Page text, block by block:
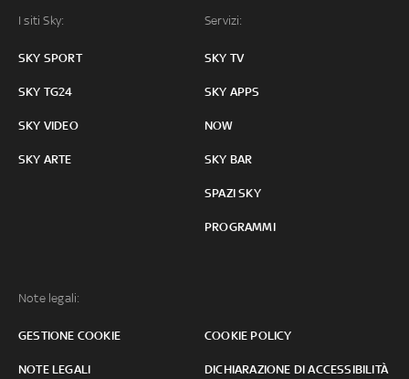
I siti Sky:
SKY SPORT
SKY TG24
SKY VIDEO
SKY ARTE
Servizi:
SKY TV
SKY APPS
NOW
SKY BAR
SPAZI SKY
PROGRAMMI
Note legali:
GESTIONE COOKIE COOKIE POLICY
NOTE LEGALI DICHIARAZIONE DI ACCESSIBILITÀ